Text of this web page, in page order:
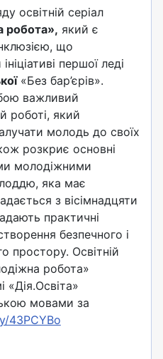
освітній серіал
робота», який є
що
першої леді
«Без бар’єрів».
важливий
роботі, який
молодь до своїх
розкриє основні
молодіжними
яка має
з вісімнадцяти
практичні
безпечного і
простору. Освітній
робота»
«Дія.Освіта»
мовами за
43PCYBo